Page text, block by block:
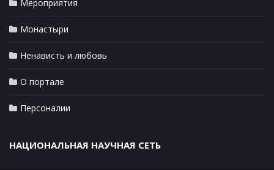
Мероприятия
Монастыри
Ненависть и любовь
О портале
Персоналии
НАЦИОНАЛЬНАЯ НАУЧНАЯ СЕТЬ